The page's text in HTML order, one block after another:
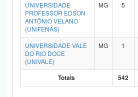
UNIVERSIDADE
PROFESSOR EDSON
ANTÔNIO VELANO
(UNIFENAS)
MG 5
UNIVERSIDADE VALE
DO RIO DOCE
(UNIVALE)
MG 1
Totais 542